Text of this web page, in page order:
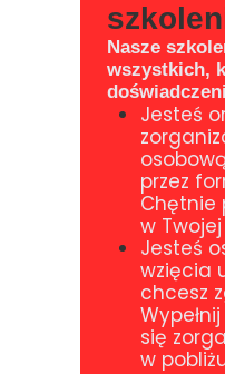
Nasze
wszystkich,
Jesteś
przez
Chętnie
w
Jesteś
wzięcia
chcesz
się
w